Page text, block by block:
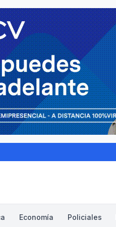
Economía Policiales